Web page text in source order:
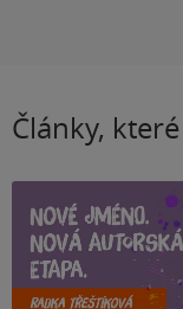
Články,